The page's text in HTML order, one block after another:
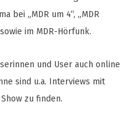
bei „MDR um 4“, „MDR
sowie im MDR-Hörfunk.
und User auch online
sind u.a. Interviews mit
zu finden.